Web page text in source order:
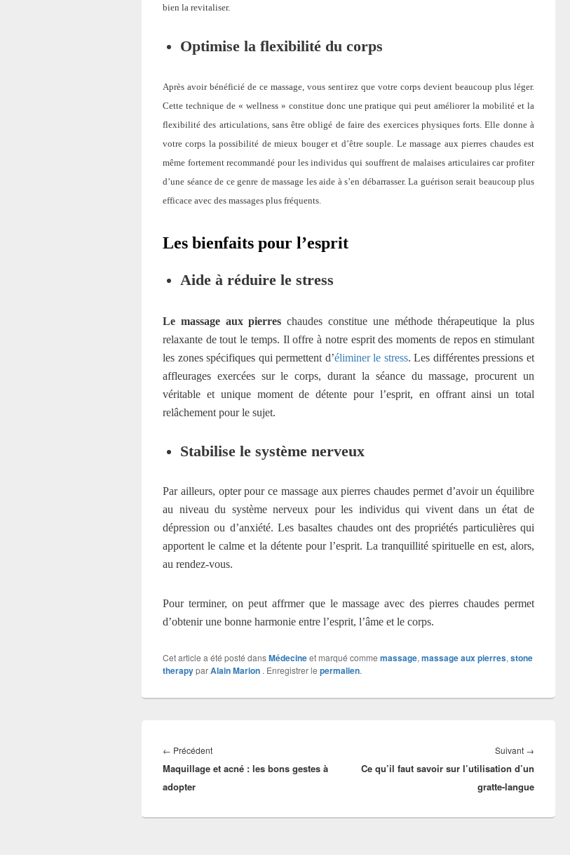
bien la revitaliser.
Optimise la flexibilité du corps
Après avoir bénéficié de ce massage, vous sentirez que votre corps devient beaucoup plus léger.
Cette technique de « wellness » constitue donc une pratique qui peut améliorer la mobilité et la
flexibilité des articulations, sans être obligé de faire des exercices physiques forts. Elle donne à
votre corps la possibilité de mieux bouger et d’être souple. Le massage aux pierres chaudes est
même fortement recommandé pour les individus qui souffrent de malaises articulaires car profiter
d’une séance de ce genre de massage les aide à s’en débarrasser. La guérison serait beaucoup plus
efficace avec des massages plus fréquents.
Les bienfaits pour l’esprit
Aide à réduire le stress
Le massage aux pierres chaudesconstitue une méthode thérapeutique la plus
relaxante de tout le temps. Il offre à notre esprit des moments de repos en stimulant
les zones spécifiques qui permettent d’éliminer le stress. Les différentes pressions et
affleurages exercées sur le corps, durant la séance du massage, procurent un
véritable et unique moment de détente pour l’esprit, en offrant ainsi un total
relâchement pour le sujet.
Stabilise le système nerveux
Par ailleurs, opter pour ce massage aux pierres chaudes permet d’avoir un équilibre
au niveau du système nerveux pour les individus qui vivent dans un état de
dépression ou d’anxiété. Les basaltes chaudes ont des propriétés particulières qui
apportent le calme et la détente pour l’esprit. La tranquillité spirituelle en est, alors,
au rendez-vous.
Pour terminer, on peut affrmer que le massage avec des pierres chaudes permet
d’obtenir une bonne harmonie entre l’esprit, l’âme et le corps.
Cet article a été posté dansMédecineet marqué comme massage, massage aux pierres, stone
therapyparAlain Marion . Enregistrer le permalien.
de
l’article
← PrécédentArticle
précédent :
Maquillage et acné : les bons gestes à
adopter
Suivant →
Ce qu’il faut savoir sur l’utilisation d’un
gratte-langue